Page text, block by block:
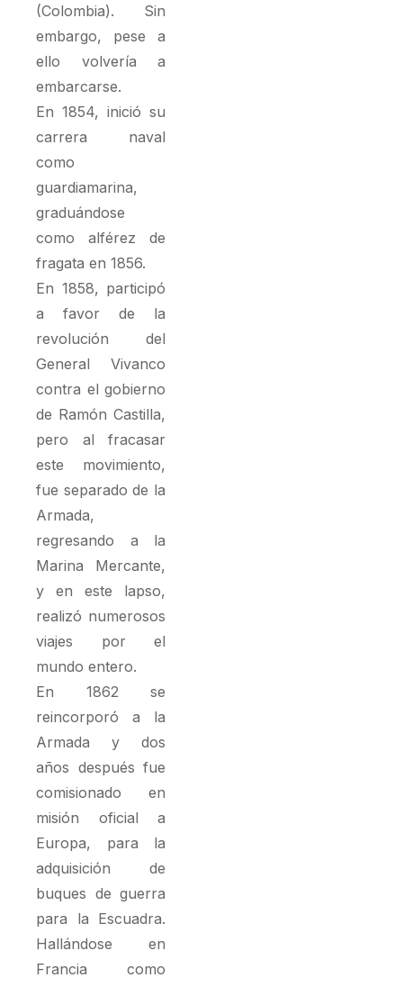
(Colombia). Sin
embargo, pese a
ello volvería a
embarcarse.
En 1854, inició su
carrera naval
como
guardiamarina,
graduándose
como alférez de
fragata en 1856.
En 1858, participó
a favor de la
revolución del
General Vivanco
contra el gobierno
de Ramón Castilla,
pero al fracasar
este movimiento,
fue separado de la
Armada,
regresando a la
Marina Mercante,
y en este lapso,
realizó numerosos
viajes por el
mundo entero.
En 1862 se
reincorporó a la
Armada y dos
años después fue
comisionado en
misión oficial a
Europa, para la
adquisición de
buques de guerra
para la Escuadra.
Hallándose en
Francia como